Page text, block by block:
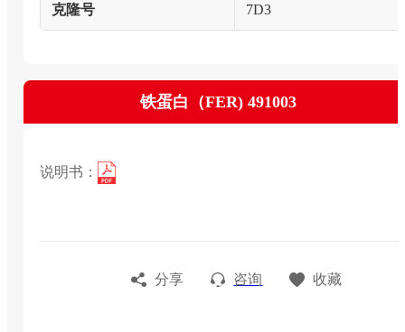
克隆号 7D3
铁蛋白（FER) 491003
说明书：
分享 咨询 收藏